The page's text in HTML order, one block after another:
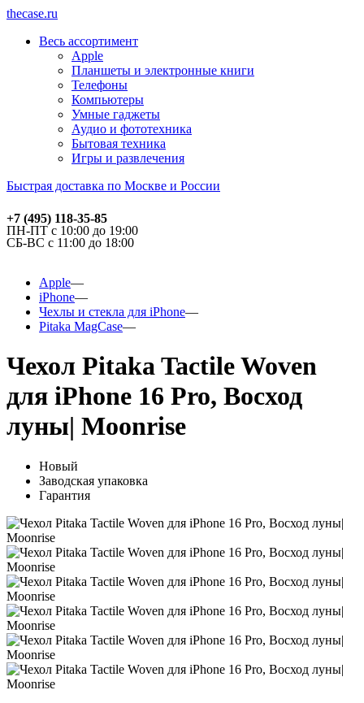
thecase.ru
Весь ассортимент
Apple
Планшеты и электронные книги
Телефоны
Компьютеры
Умные гаджеты
Аудио и фототехника
Бытовая техника
Игры и развлечения
Быстрая доставка по Москве и России
+7 (495) 118-35-85
ПН-ПТ с 10:00 до 19:00
СБ-ВС с 11:00 до 18:00
Apple
iPhone
Чехлы и стекла для iPhone
Pitaka MagCase
Чехол Pitaka Tactile Woven
для iPhone 16 Pro, Восход
луны| Moonrise
Новый
Заводская упаковка
Гарантия